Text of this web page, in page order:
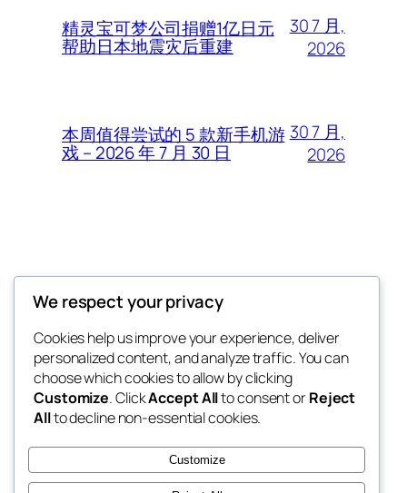
精灵宝可梦公司捐赠1亿日元
帮助日本地震灾后重建
30 7 月,
2026
本周值得尝试的 5 款新手机游
戏 – 2026 年 7 月 30 日
30 7 月,
2026
Thunder Feeds
你最喜欢的电子游戏和攻略杂志
博客
关于
常见问题
作者
事件
商店
样板
主题
We respect your privacy
Cookies help us improve your experience, deliver
personalized content, and analyze traffic. You can
choose which cookies to allow by clicking
Customize. ClickAccept Allto consent orReject
Allto decline non-essential cookies.
Customize